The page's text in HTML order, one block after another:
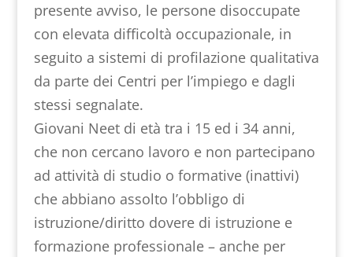
presente avviso, le persone disoccupate
con elevata difficoltà occupazionale, in
seguito a sistemi di profilazione qualitativa
da parte dei Centri per l’impiego e dagli
stessi segnalate.
Giovani Neet di età tra i 15 ed i 34 anni,
che non cercano lavoro e non partecipano
ad attività di studio o formative (inattivi)
che abbiano assolto l’obbligo di
istruzione/diritto dovere di istruzione e
formazione professionale – anche per